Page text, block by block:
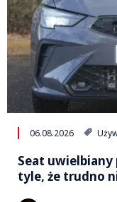
06.08.2026
Seat uwielbiany
tyle, że trudno